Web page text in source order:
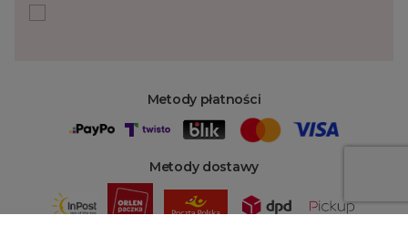
Metody płatności
Metody dostawy